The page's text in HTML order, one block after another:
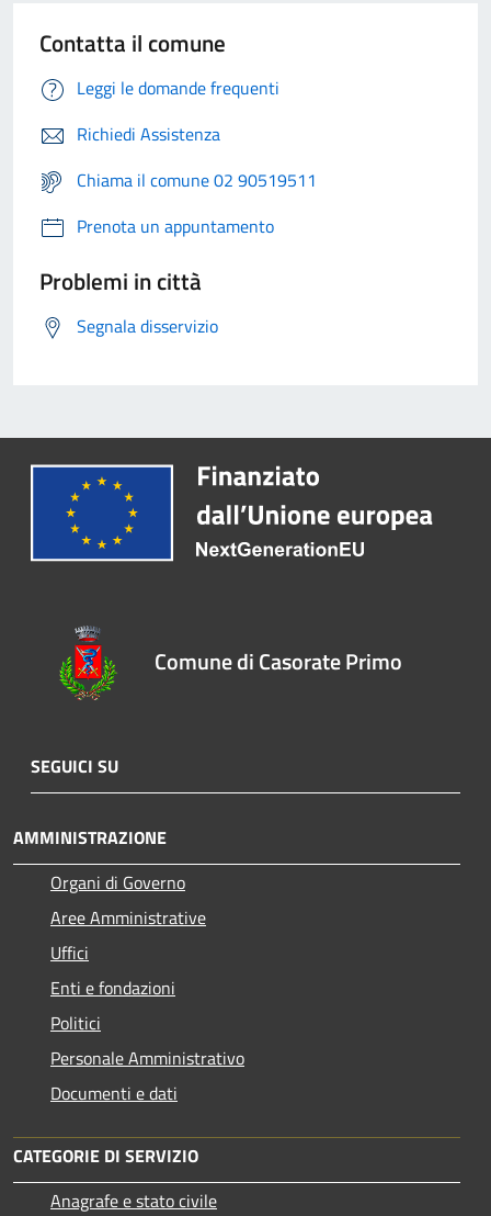
Contatta il comune
Leggi le domande frequenti
Richiedi Assistenza
Chiama il comune 02 90519511
Prenota un appuntamento
Problemi in città
Segnala disservizio
Comune di Casorate Primo
SEGUICI SU
AMMINISTRAZIONE
Organi di Governo
Aree Amministrative
Uffici
Enti e fondazioni
Politici
Personale Amministrativo
Documenti e dati
CATEGORIE DI SERVIZIO
Anagrafe e stato civile